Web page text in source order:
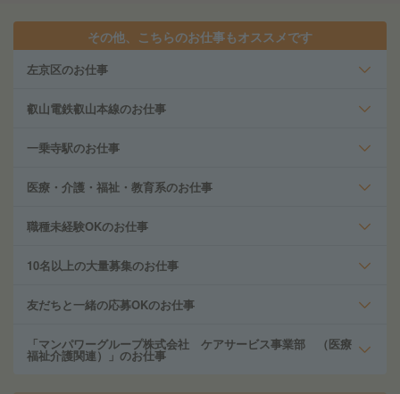
その他、こちらのお仕事もオススメです
左京区のお仕事
叡山電鉄叡山本線のお仕事
一乗寺駅のお仕事
医療・介護・福祉・教育系のお仕事
職種未経験OKのお仕事
10名以上の大量募集のお仕事
友だちと一緒の応募OKのお仕事
「マンパワーグループ株式会社 ケアサービス事業部 （医療
福祉介護関連）」のお仕事